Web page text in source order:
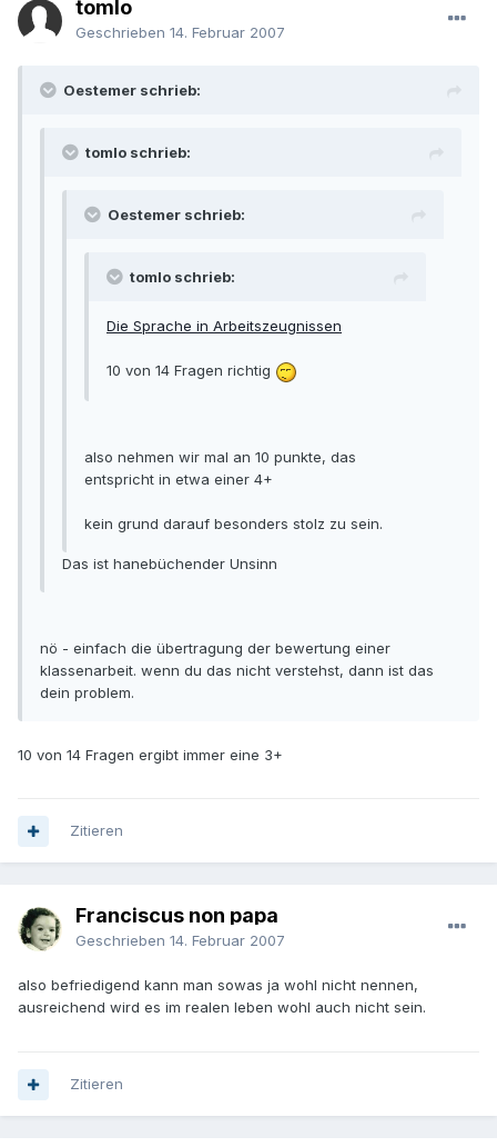
tomlo
Geschrieben 14. Februar 2007
Oestemer schrieb:
tomlo schrieb:
Oestemer schrieb:
tomlo schrieb:
Die Sprache in Arbeitszeugnissen
10 von 14 Fragen richtig
also nehmen wir mal an 10 punkte, das
entspricht in etwa einer 4+
kein grund darauf besonders stolz zu sein.
Das ist hanebüchender Unsinn
nö - einfach die übertragung der bewertung einer
klassenarbeit. wenn du das nicht verstehst, dann ist das
dein problem.
10 von 14 Fragen ergibt immer eine 3+
Zitieren
Franciscus non papa
Geschrieben 14. Februar 2007
also befriedigend kann man sowas ja wohl nicht nennen,
ausreichend wird es im realen leben wohl auch nicht sein.
Zitieren